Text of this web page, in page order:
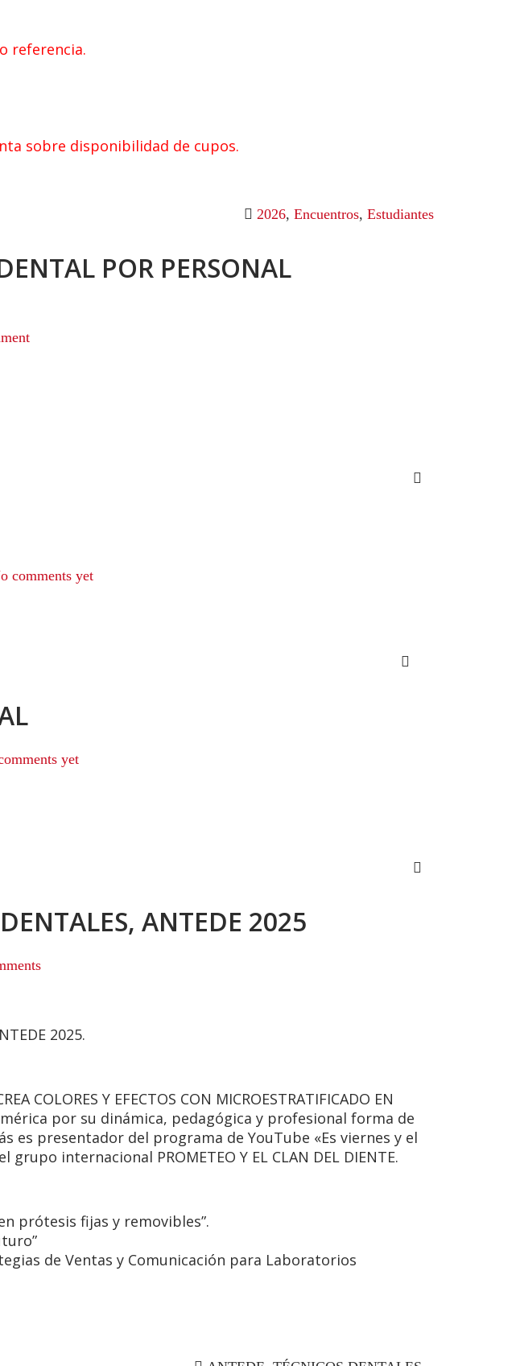
referencia.
sobre disponibilidad de cupos.
2026, Encuentros, Estudiantes
POR PERSONAL
comments yet
yet
ANTEDE 2025
2025.
COLORES Y EFECTOS CON MICROESTRATIFICADO EN
por su dinámica, pedagógica y profesional forma de
es presentador del programa de YouTube «Es viernes y el
internacional PROMETEO Y EL CLAN DEL DIENTE.
prótesis fijas y removibles”.
de Ventas y Comunicación para Laboratorios